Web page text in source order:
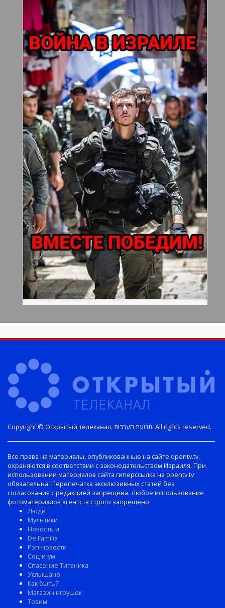
Copyright © Открытый телеканал. תנועת הערבות. All rights reserved.
Все права на материалы, опубликованные на сайте opentv.tv,
охраняются в соответствии с законодательством Израиля. При
использовании материалов сайта гиперссылка на opentv.tv
обязательна. Перепечатка эксклюзивных статей без
согласования с редакцией запрещена. Любое использование
фотоматериалов агентств строго запрещено.
Люди
Мультики
Новость и
De Familia
Рэп-новости
Соц-и-ум
Спасение Титаника
Услышано
Как быть?
Магазин игрушек
Товим